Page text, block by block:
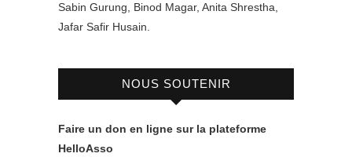
Sabin Gurung, Binod Magar, Anita Shrestha,
Jafar Safir Husain.
NOUS SOUTENIR
Faire un don en ligne sur la plateforme
HelloAsso